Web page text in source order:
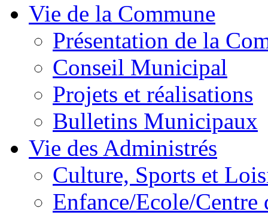
Vie de la Commune
Présentation de la
Conseil Municipal
Projets et réalisations
Bulletins Municipaux
Vie des Administrés
Culture, Sports et
Enfance/Ecole/Centre